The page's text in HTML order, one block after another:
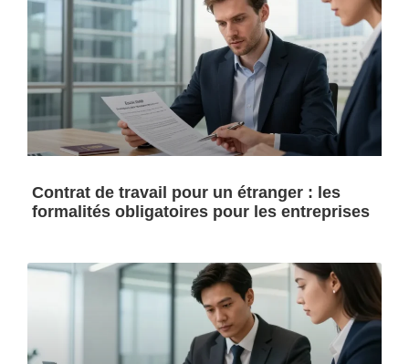
Contrat de travail pour un étranger : les
formalités obligatoires pour les entreprises